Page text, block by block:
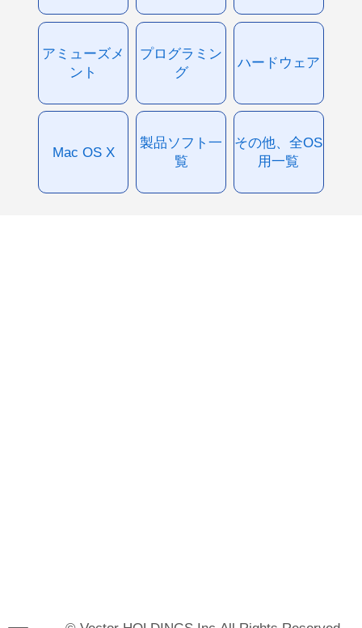
アミューズメ
ント
プログラミン
グ
ハードウェア
Mac OS X
製品ソフト一
覧
その他、全OS
用一覧